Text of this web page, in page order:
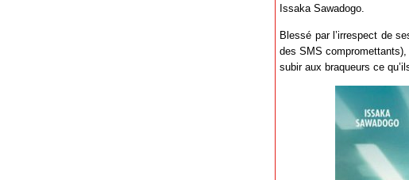
Issaka Sawadogo.
Blessé par l’irrespect de
des SMS
subir aux braqueurs ce